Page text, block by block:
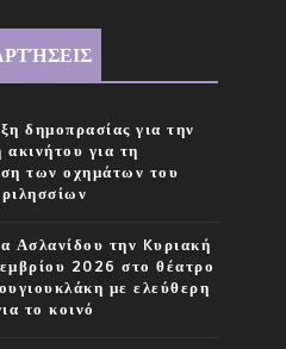
δημοπρασίας για την
για τη
των οχημάτων του
Ασλανίδου την Kυριακή
2026 στο θέατρο
με ελεύθερη
το κοινό